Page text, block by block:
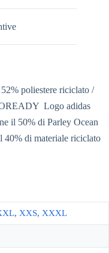
52% poliestere riciclato /
 Logo adidas
il 50% di Parley Ocean
40% di materiale riciclato
, XXS, XXXL